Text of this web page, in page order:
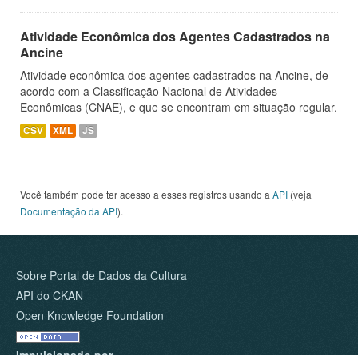
Atividade Econômica dos Agentes Cadastrados na
Ancine
Atividade econômica dos agentes cadastrados na Ancine, de
acordo com a Classificação Nacional de Atividades
Econômicas (CNAE), e que se encontram em situação regular.
CSV XML JS
Você também pode ter acesso a esses registros usando a API (veja
Documentação da API).
Sobre Portal de Dados da Cultura
API do CKAN
Open Knowledge Foundation